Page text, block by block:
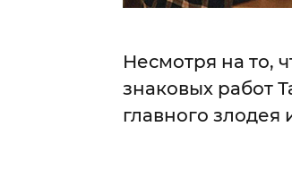
Несмотря на то,
знаковых работ
главного злодея